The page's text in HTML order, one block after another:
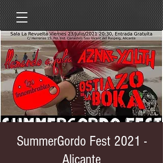
SummerGordo Fest 2021 -
Alicante